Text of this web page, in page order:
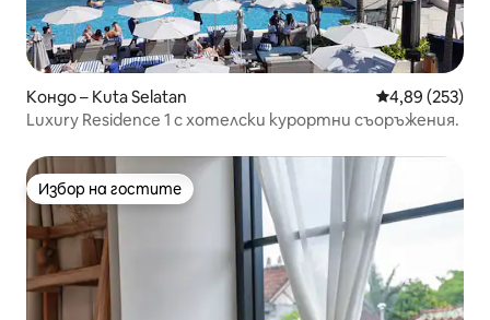
Кондо – Kuta Selatan Средна
4,89 (253)
Luxury Residence 1 с хотелски курортни съоръжения.
Избор на гостите
Избор на гостите